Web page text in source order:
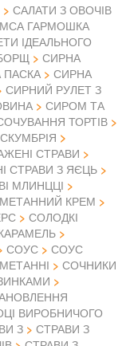
САЛАТИ З ОВОЧІВ
ГАРМОШКА
ІДЕАЛЬНОГО
СИРНА
ПАСКА
СИРНА
СИРНИЙ РУЛЕТ З
СИРОМ ТА
ТОРТІВ
СКУМБРІЯ
СТРАВИ
СТРАВИ З ЯЄЦЬ
МЛИНЦЦІ
КРЕМ
СОЛОДКІ
СОУС
СОУС
СОЧНИКИ
ВИРОБНИЧОГО
З
СТРАВИ З